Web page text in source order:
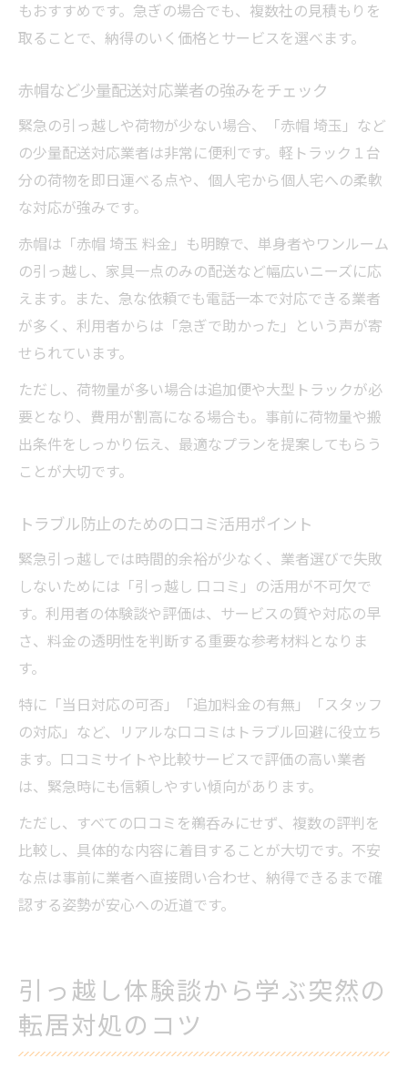
もおすすめです。急ぎの場合でも、複数社の見積もりを
取ることで、納得のいく価格とサービスを選べます。
赤帽など少量配送対応業者の強みをチェック
緊急の引っ越しや荷物が少ない場合、「赤帽 埼玉」など
の少量配送対応業者は非常に便利です。軽トラック１台
分の荷物を即日運べる点や、個人宅から個人宅への柔軟
な対応が強みです。
赤帽は「赤帽 埼玉 料金」も明瞭で、単身者やワンルーム
の引っ越し、家具一点のみの配送など幅広いニーズに応
えます。また、急な依頼でも電話一本で対応できる業者
が多く、利用者からは「急ぎで助かった」という声が寄
せられています。
ただし、荷物量が多い場合は追加便や大型トラックが必
要となり、費用が割高になる場合も。事前に荷物量や搬
出条件をしっかり伝え、最適なプランを提案してもらう
ことが大切です。
トラブル防止のための口コミ活用ポイント
緊急引っ越しでは時間的余裕が少なく、業者選びで失敗
しないためには「引っ越し 口コミ」の活用が不可欠で
す。利用者の体験談や評価は、サービスの質や対応の早
さ、料金の透明性を判断する重要な参考材料となりま
す。
特に「当日対応の可否」「追加料金の有無」「スタッフ
の対応」など、リアルな口コミはトラブル回避に役立ち
ます。口コミサイトや比較サービスで評価の高い業者
は、緊急時にも信頼しやすい傾向があります。
ただし、すべての口コミを鵜呑みにせず、複数の評判を
比較し、具体的な内容に着目することが大切です。不安
な点は事前に業者へ直接問い合わせ、納得できるまで確
認する姿勢が安心への近道です。
引っ越し体験談から学ぶ突然の
転居対処のコツ